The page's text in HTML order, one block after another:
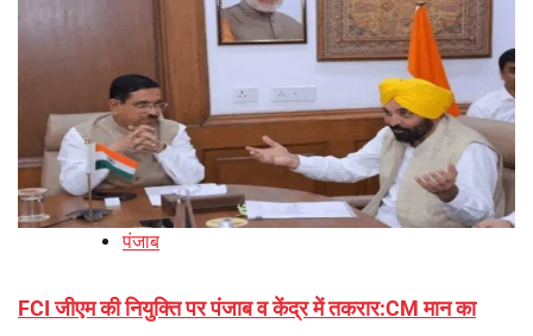
पंजाब
FCI जीएम की नियुक्ति पर पंजाब व केंद्र में तकरार:CM मान का